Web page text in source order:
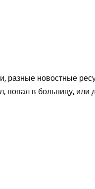
разные новостные
попал в больницу, или